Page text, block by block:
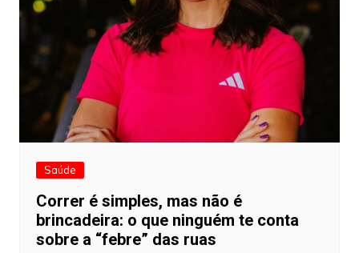
Saúde
Correr é simples, mas não é
brincadeira: o que ninguém te conta
sobre a “febre” das ruas